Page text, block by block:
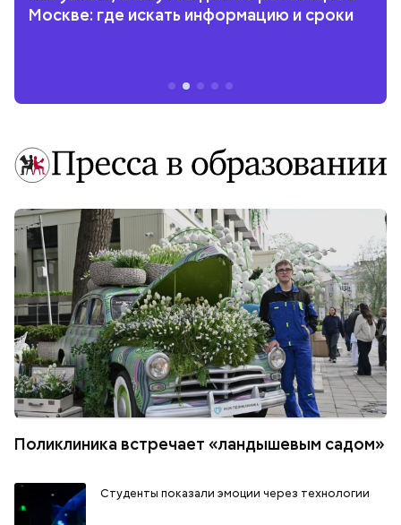
Москве: где искать информацию и сроки
Поликлиника встречает «ландышевым садом»
Студенты показали эмоции через технологии